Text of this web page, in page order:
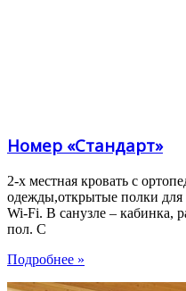
Номер «Стандарт»
2-х местная кровать с
одежды,открытые полки для
Wi-Fi. В санузле – кабинка,
пол. С
Подробнее »